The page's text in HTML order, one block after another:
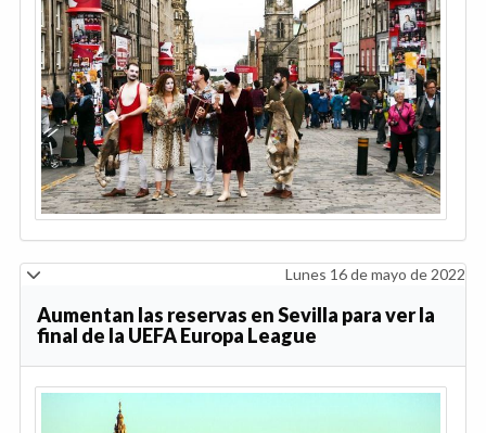
Lunes 16 de mayo de 2022
Aumentan las reservas en Sevilla para ver la
final de la UEFA Europa League